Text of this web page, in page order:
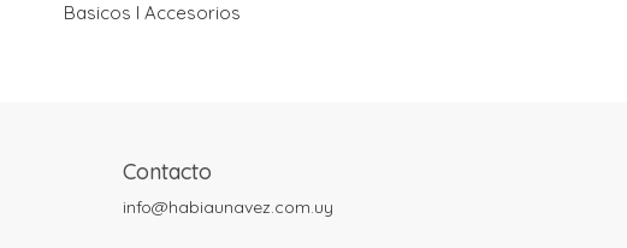
Basicos I Accesorios
Contacto
info@habiaunavez.com.uy